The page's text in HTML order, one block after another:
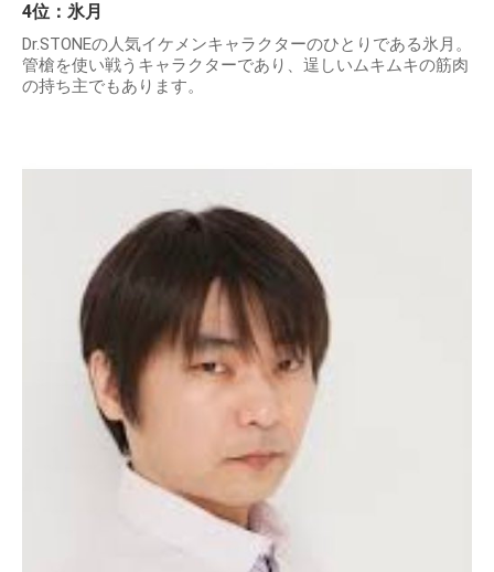
4位：氷月
Dr.STONEの人気イケメンキャラクターのひとりである氷月。
管槍を使い戦うキャラクターであり、逞しいムキムキの筋肉
の持ち主でもあります。